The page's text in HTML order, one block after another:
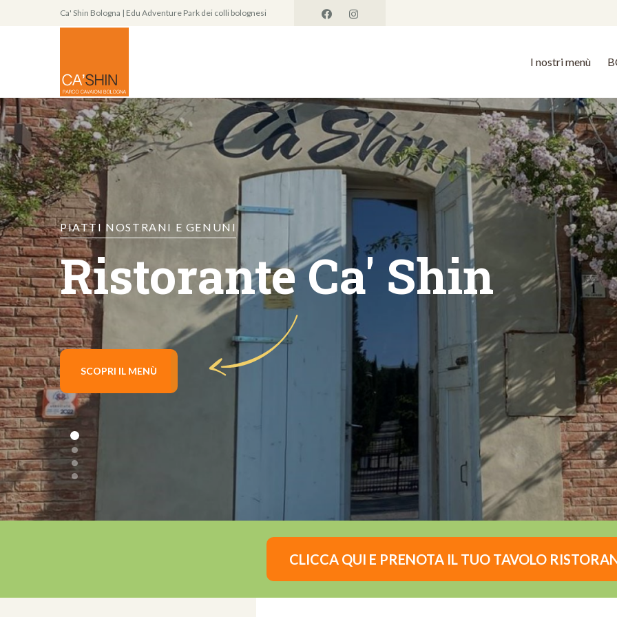
Ca' Shin Bologna | Edu Adventure Park dei colli bolognesi
I nostri menù
PIATTI NOSTRANI E GENUNI
Ristorante Ca' Shin
SCOPRI IL MENÙ
CLICCA QUI E PRENOTA IL TUO TAVOLO